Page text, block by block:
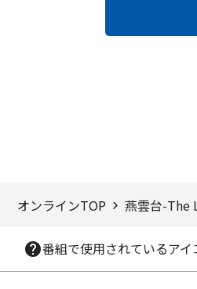
オンラインTOP 燕雲台-The
番組で使用されているアイ